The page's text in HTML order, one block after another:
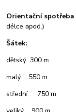
Orientační spotřeba
délce apod.)
Šátek:
dětský 300 m
malý 550 m
střední 750 m